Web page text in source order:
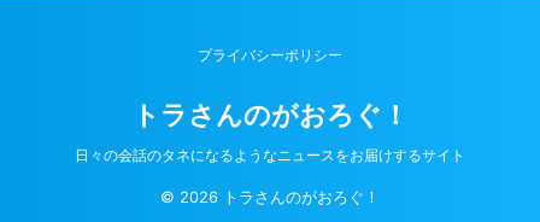
プライバシーポリシー
トラさんのがおろぐ！
日々の会話のタネになるようなニュースをお届けするサイト
© 2026 トラさんのがおろぐ！